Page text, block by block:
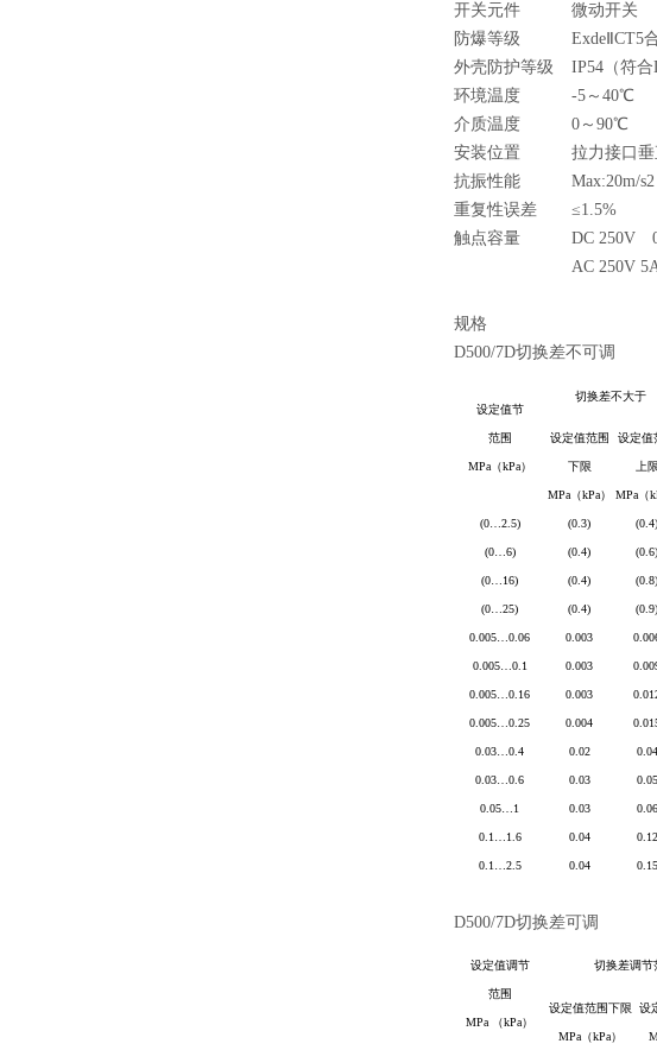
开关元件
微动开关
防爆等级
Exde CT5
外壳防护等级
IP54（符合
环境温度
-5～40℃
介质温度
0～90℃
安装位置
拉力接口
抗振性能
Max:20m/s2
重复性误差
≤1.5%
触点容量
DC 250V
AC 250V
规格
D500/7D切换差不可调
设定值节
范围
MPa（kPa）
切换差不大于
设定值范围
下限
MPa（kPa）
设定值
上限
MPa（
(0… 2.5)
(0… 6)
(0 16)
(0 25)
(0.3)
(0.4)
(0.4)
(0.4)
(0.4)
(0.6)
(0.8)
(0.9)
0.005 0.06
0.005… 0.1
0.005 0.16
0.005 0.25
0.003
0.003
0.003
0.004
0.03 0.4
0.03 0.6
0.05 1
0.02
0.03
0.03
0.04
0.05
0.06
0.1 1.6
0.1 2.5
0.04
0.04
0.12
0.15
D500/7D切换差可调
设定值调节
范围
MPa （kPa）
切换差调节
设定值范围下限
MPa （kPa）
设